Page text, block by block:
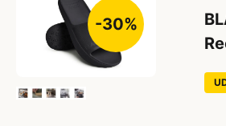
-30%